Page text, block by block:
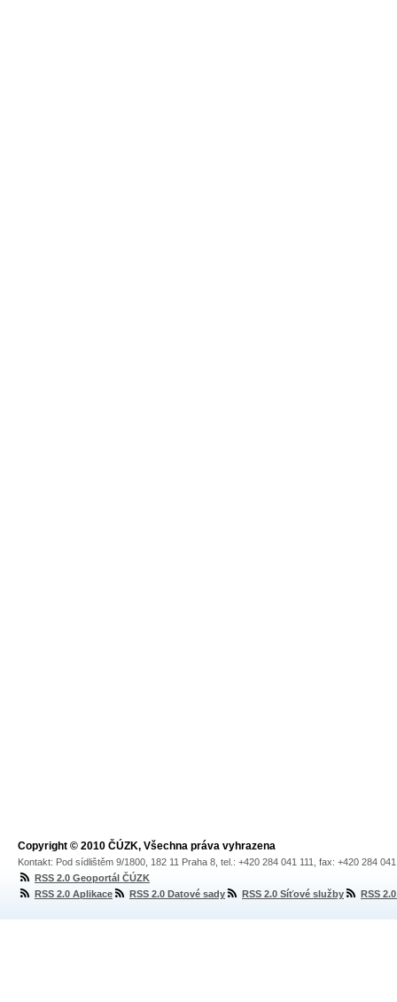
Copyright © 2010 ČÚZK, Všechna práva vyhrazena
Kontakt: Pod sídlištěm 9/1800, 182 11 Praha 8, tel.: +420 284 041 111, fax: +420 284
RSS 2.0 Geoportál ČÚZK
RSS 2.0 Aplikace
RSS 2.0 Datové sady RSS 2.0 Síťové služby RSS